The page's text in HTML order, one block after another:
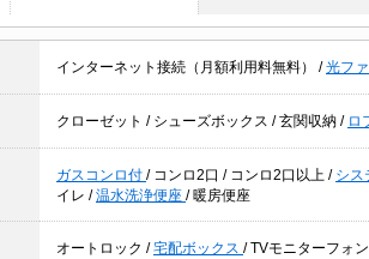
インターネット接続（月額利用料無料） /光フ
クローゼット / シューズボックス /玄関収納 / ロ
ガスコンロ付 / コンロ2口 / コンロ2口以上 / シス
イレ /温水洗浄便座 / 暖房便座
オートロック /宅配ボックス /TVモニターフォン